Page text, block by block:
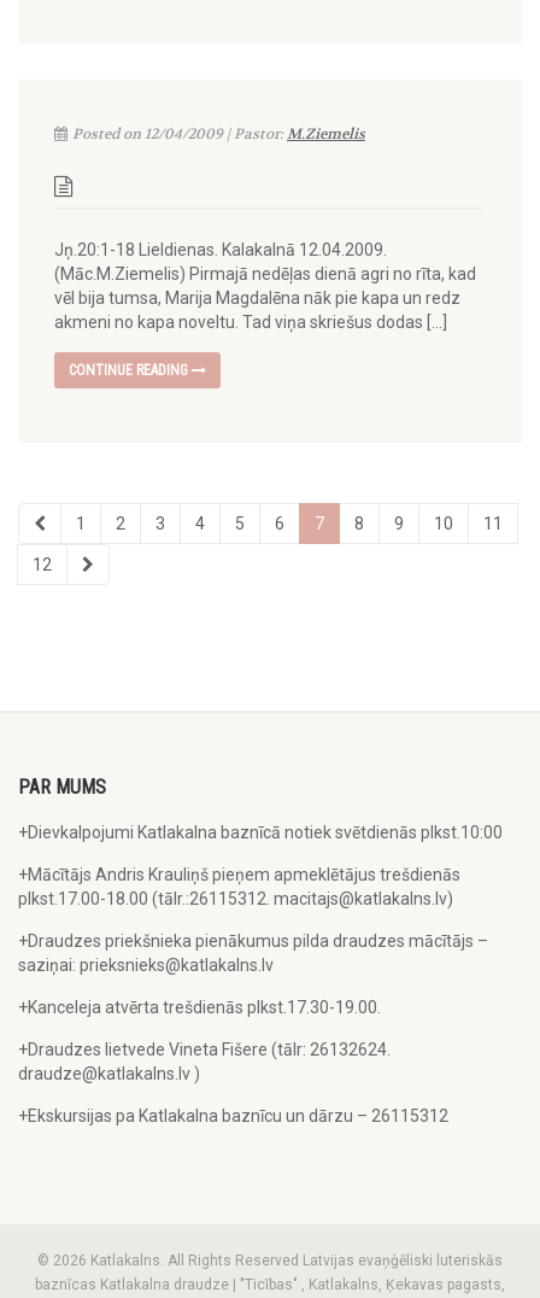
Posted on 12/04/2009 | Pastor:M.Ziemelis
Jņ.20:1-18 Lieldienas. Kalakalnā 12.04.2009.
(Māc.M.Ziemelis) Pirmajā nedēļas dienā agri no rīta, kad
vēl bija tumsa, Marija Magdalēna nāk pie kapa un redz
akmeni no kapa noveltu. Tad viņa skriešus dodas […]
CONTINUE READING
1 2 3 4 5 6 7 8 9 10 11
12
PAR MUMS
+Dievkalpojumi Katlakalna baznīcā notiek svētdienās plkst.10:00
+Mācītājs Andris Krauliņš pieņem apmeklētājus trešdienās
plkst.17.00-18.00 (tālr.:26115312. macitajs@katlakalns.lv)
+Draudzes priekšnieka pienākumus pilda draudzes mācītājs –
saziņai: prieksnieks@katlakalns.lv
+Kanceleja atvērta trešdienās plkst.17.30-19.00.
+Draudzes lietvede Vineta Fišere (tālr: 26132624.
draudze@katlakalns.lv )
+Ekskursijas pa Katlakalna baznīcu un dārzu – 26115312
© 2026 Katlakalns. All Rights Reserved Latvijas evaņģēliski luteriskās
baznīcas Katlakalna draudze | "Ticības" , Katlakalns, Ķekavas pagasts,